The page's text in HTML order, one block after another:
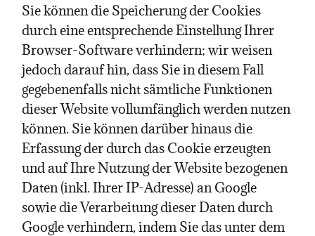
Sie können die Speicherung der Cookies
durch eine entsprechende Einstellung Ihrer
Browser-Software verhindern; wir weisen
jedoch darauf hin, dass Sie in diesem Fall
gegebenenfalls nicht sämtliche Funktionen
dieser Website vollumfänglich werden nutzen
können. Sie können darüber hinaus die
Erfassung der durch das Cookie erzeugten
und auf Ihre Nutzung der Website bezogenen
Daten (inkl. Ihrer IP-Adresse) an Google
sowie die Verarbeitung dieser Daten durch
Google verhindern, indem Sie das unter dem